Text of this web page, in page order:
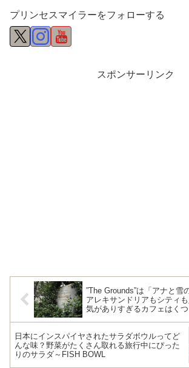
プリンセスマイラーをフォローする
スポンサーリンク
”The Grounds”は「アナと雪
アレキサンドリアもシティ
気がありすぎるカフェはく
日本にインスパイヤされたサラダボウルってど
んな味？野菜がたくさん取れる旅行中にぴった
りのサラダ～FISH BOWL